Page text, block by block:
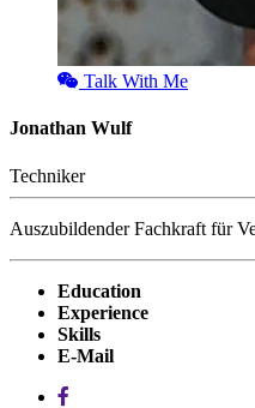
Talk With Me
Jonathan Wulf
Techniker
Auszubildender Fachkraft für
Education
Experience
Skills
E-Mail